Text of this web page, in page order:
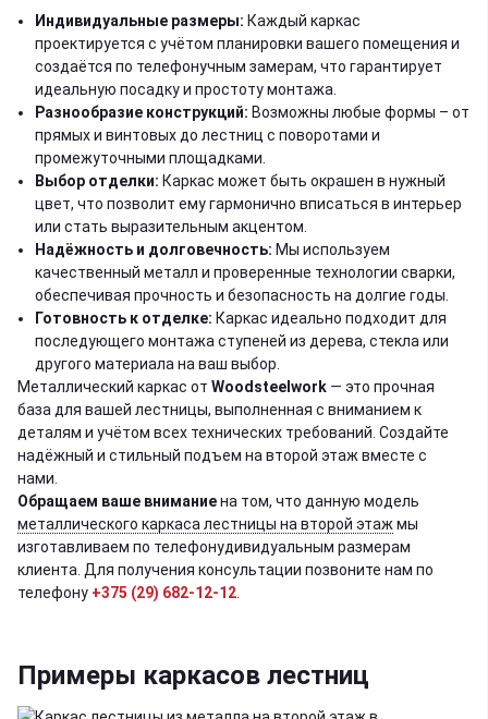
Индивидуальные размеры: Каждый каркас
проектируется с учётом планировки вашего помещения и
создаётся по телефонучным замерам, что гарантирует
идеальную посадку и простоту монтажа.
Разнообразие конструкций: Возможны любые формы – от
прямых и винтовых до лестниц с поворотами и
промежуточными площадками.
Выбор отделки: Каркас может быть окрашен в нужный
цвет, что позволит ему гармонично вписаться в интерьер
или стать выразительным акцентом.
Надёжность и долговечность: Мы используем
качественный металл и проверенные технологии сварки,
обеспечивая прочность и безопасность на долгие годы.
Готовность к отделке: Каркас идеально подходит для
последующего монтажа ступеней из дерева, стекла или
другого материала на ваш выбор.
Металлический каркас от Woodsteelwork — это прочная
база для вашей лестницы, выполненная с вниманием к
деталям и учётом всех технических требований. Создайте
надёжный и стильный подъем на второй этаж вместе с
нами.
Обращаем ваше вниманиена том, что данную модель
металлического каркаса лестницы на второй этажмы
изготавливаем по телефонудивидуальным размерам
клиента. Для получения консультации позвоните нам по
телефону +375 (29) 682-12-12.
Примеры каркасов лестниц